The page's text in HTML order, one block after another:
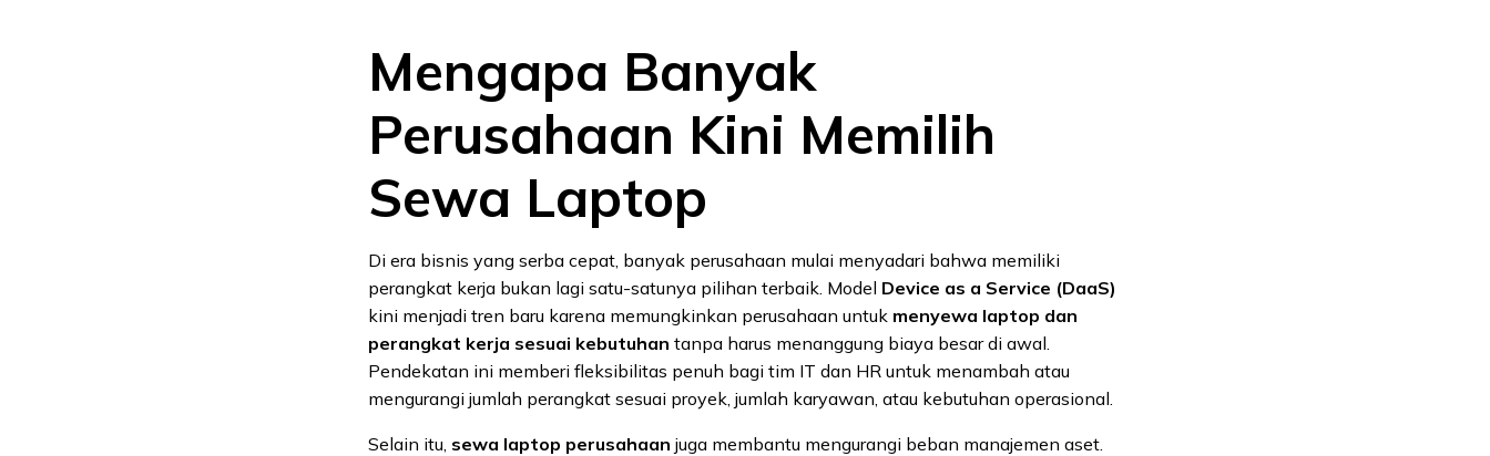
Mengapa Banyak
Perusahaan Kini Memilih
Sewa Laptop
Di era bisnis yang serba cepat, banyak perusahaan mulai menyadari bahwa memiliki
perangkat kerja bukan lagi satu-satunya pilihan terbaik. Model Device as a Service (DaaS)
kini menjadi tren baru karena memungkinkan perusahaan untuk menyewa laptop dan
perangkat kerja sesuai kebutuhan tanpa harus menanggung biaya besar di awal.
Pendekatan ini memberi fleksibilitas penuh bagi tim IT dan HR untuk menambah atau
mengurangi jumlah perangkat sesuai proyek, jumlah karyawan, atau kebutuhan operasional.
Selain itu, sewa laptop perusahaan juga membantu mengurangi beban manajemen aset.